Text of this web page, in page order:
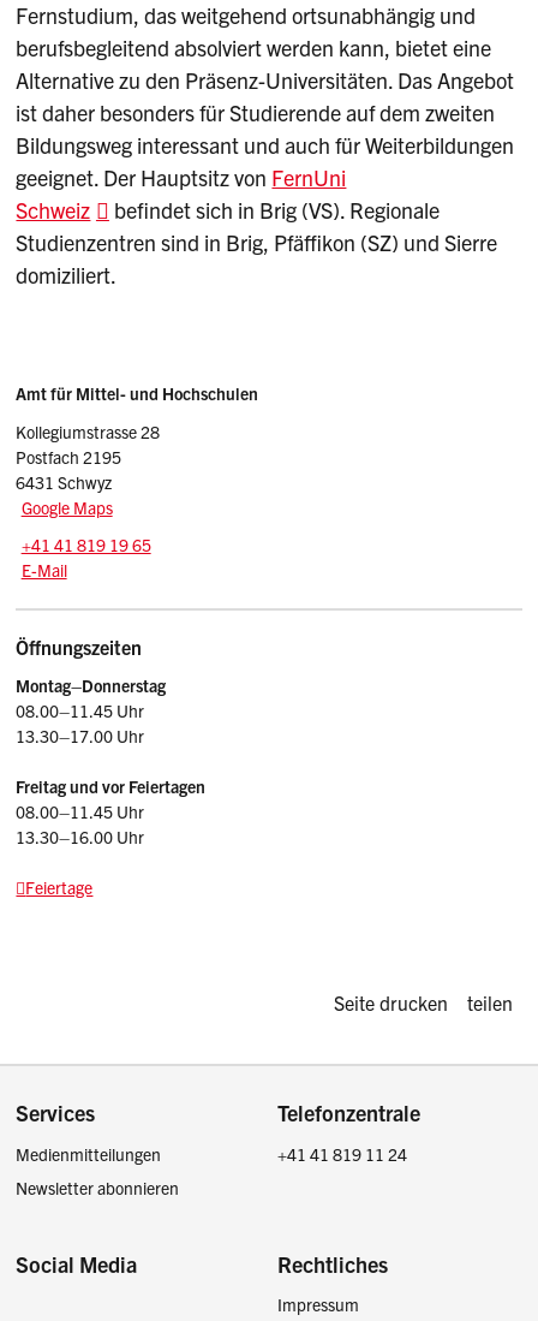
Fernstudium, das weitgehend ortsunabhängig und
berufsbegleitend absolviert werden kann, bietet eine
Alternative zu den Präsenz-Universitäten. Das Angebot
ist daher besonders für Studierende auf dem zweiten
Bildungsweg interessant und auch für Weiterbildungen
geeignet. Der Hauptsitz von FernUni
Schweiz
befindet sich in Brig (VS). Regionale
Studienzentren sind in Brig, Pfäffikon (SZ) und Sierre
domiziliert.
Sidebar
Adresse
Amt für Mittel- und Hochschulen
Kollegiumstrasse 28
Postfach 2195
6431 Schwyz
Google Maps
Tel.:
+41 41 819 19 65
E-Mail: amh
E-Mail
Öffnungszeiten
Montag–Donnerstag
08.00–11.45 Uhr
13.30–17.00 Uhr
Freitag und vor Feiertagen
08.00–11.45 Uhr
13.30–16.00 Uhr
Feiertage
Diese Seite
Seite drucken teilen
Footer
Services
Medienmitteilungen
Newsletter abonnieren
Telefonzentrale
+41 41 819 11 24
Social Media Rechtliches
Impressum